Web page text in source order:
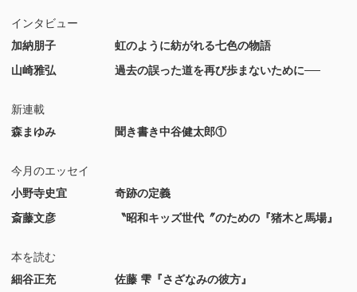
インタビュー
加納朋子
虹のように紡がれる七色の物語
山崎雅弘
過去の誤った道を再び歩まないために──
新連載
森まゆみ
聞き書き中谷健太郎①
今月のエッセイ
小野寺史宜
奇跡の定義
斎藤文彦
〝昭和キッズ世代〞のための『猪木と馬場』
本を読む
細谷正充
佐藤 雫『さざなみの彼方』